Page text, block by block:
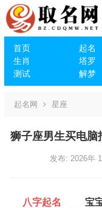
首页 起名
生肖
塔罗
测试
解梦
起名网 星座
狮子座男生买电脑
发布: 2026年
八字起名 宝